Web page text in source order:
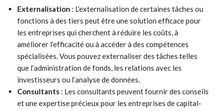
Externalisation : L’externalisation de certaines tâches ou
fonctions à des tiers peut être une solution efficace pour
les entreprises qui cherchent à réduire les coûts, à
améliorer l’efficacité ou à accéder à des compétences
spécialisées. Vous pouvez externaliser des tâches telles
que l’administration de fonds, les relations avec les
investisseurs ou l’analyse de données.
Consultants : Les consultants peuvent fournir des conseils
et une expertise précieux pour les entreprises de capital-